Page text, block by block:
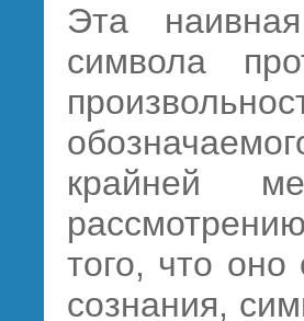
Эта
символа
крайней
того, что оно
сознания,